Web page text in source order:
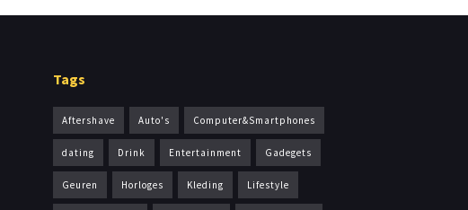
Tags
Aftershave Auto's Computer&Smartphones
dating Drink Entertainment Gadegets
Geuren Horloges Kleding Lifestyle